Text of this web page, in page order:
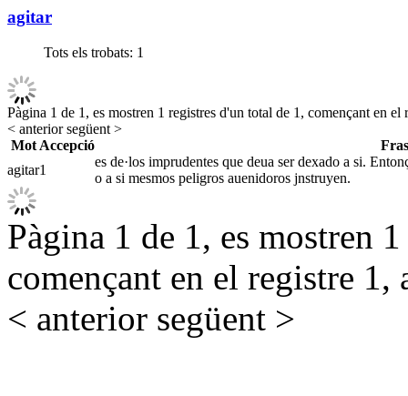
agitar
Tots els trobats: 1
Pàgina 1 de 1, es mostren 1 registres d'un total de 1, començant en el
< anteriorsegüent >
Mot Accepció
agitar1
es de·los imprudentes que deua ser dexado a si.
o a si mesmos peligros auenidoros jnstruyen.
Pàgina 1 de 1, es mostren
començant en el registre 1,
< anterior següent >